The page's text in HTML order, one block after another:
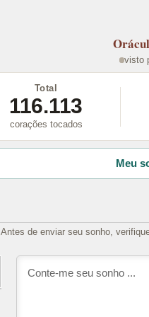
visto
Total
116.113
corações tocados
Meu
Antes de enviar seu sonho,